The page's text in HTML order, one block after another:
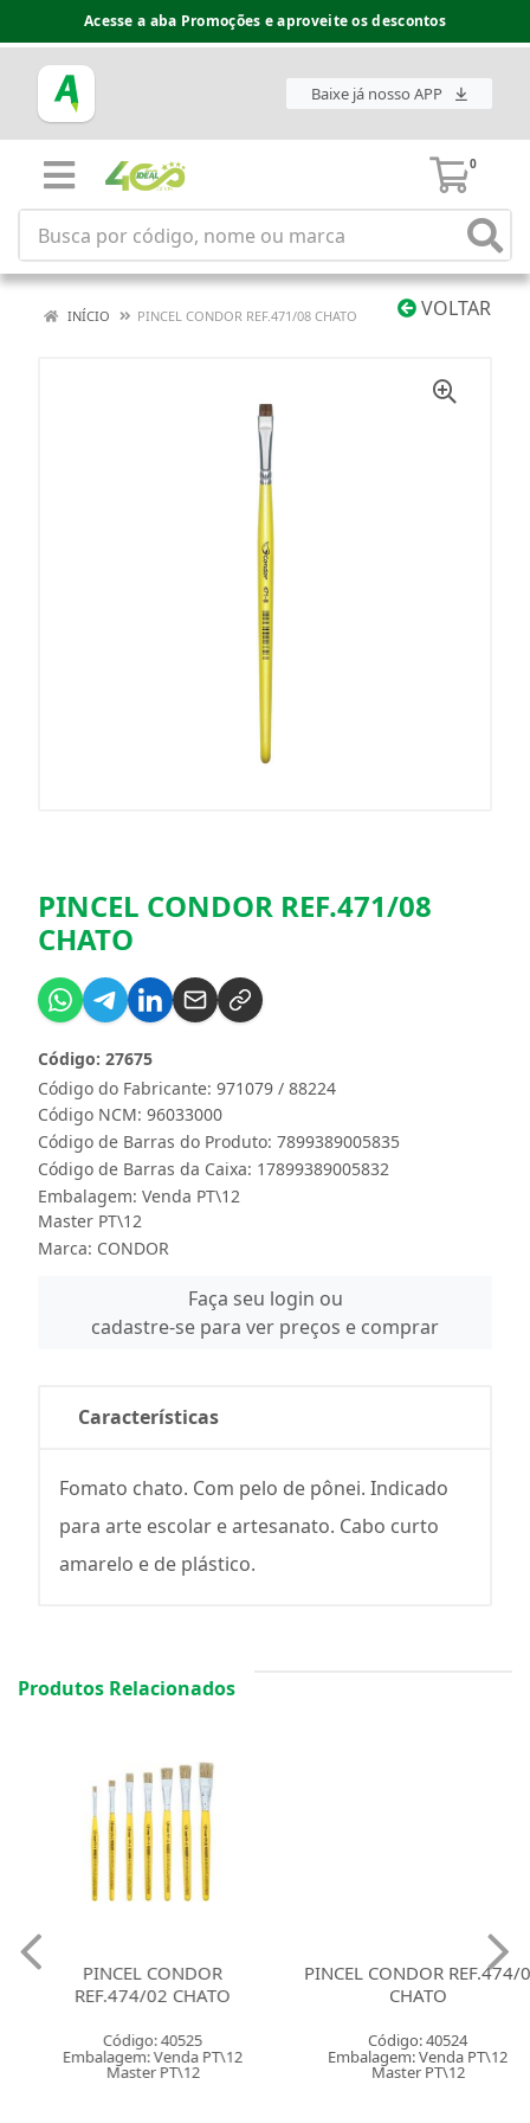
Acesse a aba Promoções e aproveite os descontos
Baixe já nosso APP
0
VOLTAR
INÍCIO PINCEL CONDOR REF.471/08 CHATO
PINCEL CONDOR REF.471/08
CHATO
Código do Fabricante: 971079 / 88224
Código: 27675
Código NCM: 96033000
Código de Barras do Produto: 7899389005835
Código de Barras da Caixa: 17899389005832
Embalagem: Venda PT\12
Master PT\12
Marca: CONDOR
Faça seu login ou
cadastre-se para ver preços e comprar
Características
Fomato chato. Com pelo de pônei. Indicado
para arte escolar e artesanato. Cabo curto
amarelo e de plástico.
Produtos Relacionados
PINCEL CONDOR
REF.474/02 CHATO
Código: 40525
Embalagem: Venda PT\12
Master PT\12
PINCEL CONDOR REF.474/0
CHATO
Código: 40524
Embalagem: Venda PT\12
Master PT\12